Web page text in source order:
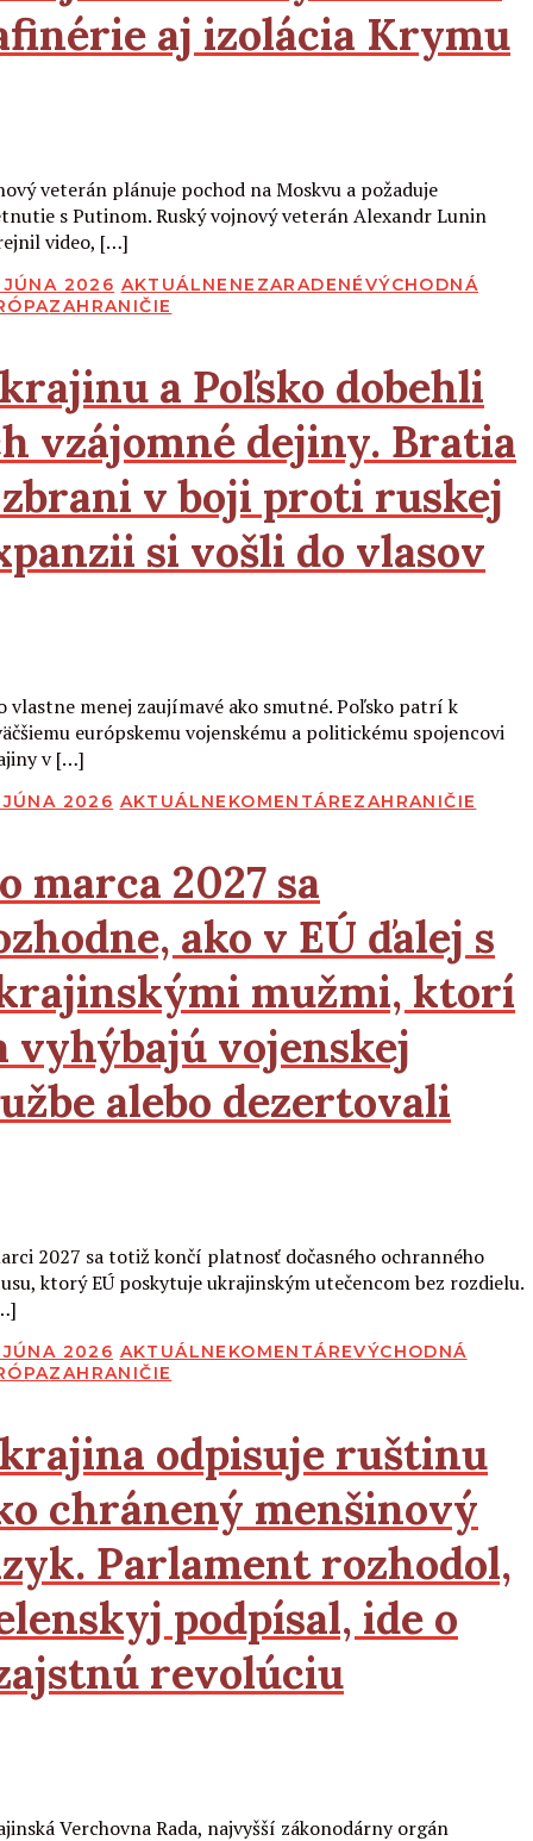
aj izolácia Krymu
veterán plánuje pochod na Moskvu a požaduje
s Putinom. Ruský vojnový veterán Alexandr Lunin
video, […]
2026 AKTUÁLNE NEZARADENÉVÝCHODNÁ
ZAHRANIČIE
a Poľsko dobehli
vzájomné dejiny. Bratia
v boji proti ruskej
si vošli do vlasov
vlastne menej zaujímavé ako smutné. Poľsko patrí k
európskemu vojenskému a politickému spojencovi
v […]
2026 AKTUÁLNE KOMENTÁREZAHRANIČIE
marca 2027 sa
ako v EÚ ďalej s
mužmi, ktorí
vyhýbajú vojenskej
alebo dezertovali
2027 sa totiž končí platnosť dočasného ochranného
ktorý EÚ poskytuje ukrajinským utečencom bez rozdielu.
2026 AKTUÁLNE KOMENTÁREVÝCHODNÁ
ZAHRANIČIE
odpisuje ruštinu
chránený menšinový
Parlament rozhodol,
podpísal, ide o
revolúciu
Verchovna Rada, najvyšší zákonodárny orgán